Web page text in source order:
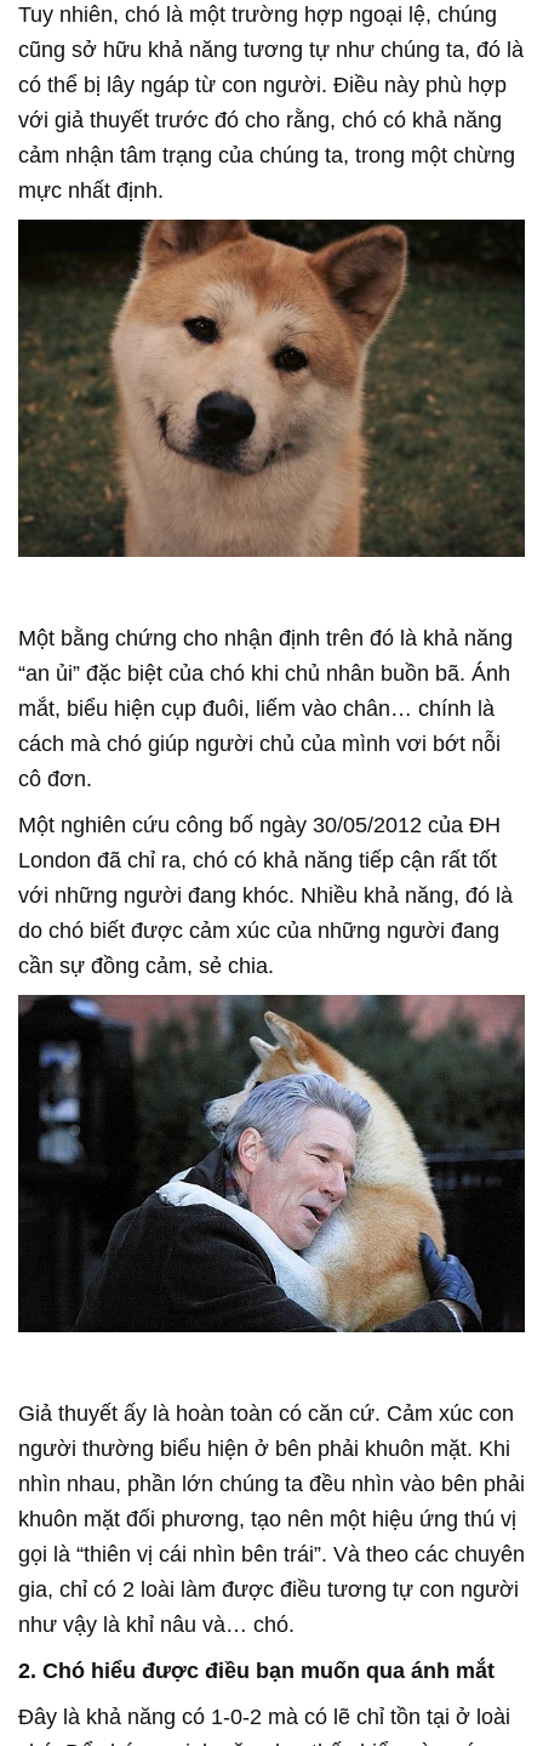
Tuy nhiên, chó là một trường hợp ngoại lệ, chúng
cũng sở hữu khả năng tương tự như chúng ta, đó là
có thể bị lây ngáp từ con người. Điều này phù hợp
với giả thuyết trước đó cho rằng, chó có khả năng
cảm nhận tâm trạng của chúng ta, trong một chừng
mực nhất định.
Một bằng chứng cho nhận định trên đó là khả năng
“an ủi” đặc biệt của chó khi chủ nhân buồn bã. Ánh
mắt, biểu hiện cụp đuôi, liếm vào chân… chính là
cách mà chó giúp người chủ của mình vơi bớt nỗi
cô đơn.
Một nghiên cứu công bố ngày 30/05/2012 của ĐH
London đã chỉ ra, chó có khả năng tiếp cận rất tốt
với những người đang khóc. Nhiều khả năng, đó là
do chó biết được cảm xúc của những người đang
cần sự đồng cảm, sẻ chia.
Giả thuyết ấy là hoàn toàn có căn cứ. Cảm xúc con
người thường biểu hiện ở bên phải khuôn mặt. Khi
nhìn nhau, phần lớn chúng ta đều nhìn vào bên phải
khuôn mặt đối phương, tạo nên một hiệu ứng thú vị
gọi là “thiên vị cái nhìn bên trái”. Và theo các chuyên
gia, chỉ có 2 loài làm được điều tương tự con người
như vậy là khỉ nâu và… chó.
2. Chó hiểu được điều bạn muốn qua ánh mắt
Đây là khả năng có 1-0-2 mà có lẽ chỉ tồn tại ở loài